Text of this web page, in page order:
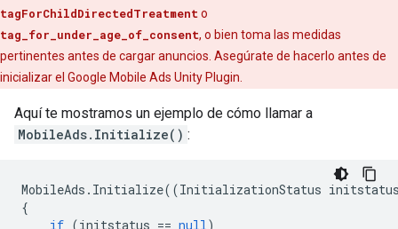
tagForChildDirectedTreatment o
tag_for_under_age_of_consent, o bien toma las medidas
pertinentes antes de cargar anuncios. Asegúrate de hacerlo antes de
inicializar el Google Mobile Ads Unity Plugin
Aquí te mostramos un ejemplo de cómo llamar a
MobileAds.Initialize() :
MobileAds . Initialize((InitializationStatus
{
if (initstatus == null )